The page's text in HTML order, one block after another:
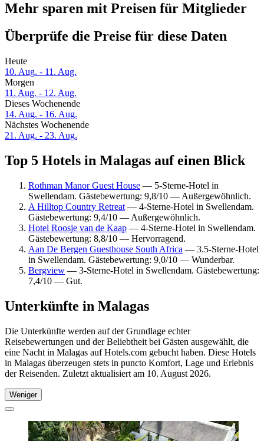
Mehr sparen mit Preisen für Mitglieder
Überprüfe die Preise für diese Daten
Heute
10. Aug. - 11. Aug.
Morgen
11. Aug. - 12. Aug.
Dieses Wochenende
14. Aug. - 16. Aug.
Nächstes Wochenende
21. Aug. - 23. Aug.
Top 5 Hotels in Malagas auf einen Blick
Rothman Manor Guest House — 5-Sterne-Hotel in
Swellendam. Gästebewertung: 9,8/10 — Außergewöhnlich.
A Hilltop Country Retreat — 4-Sterne-Hotel in Swellendam.
Gästebewertung: 9,4/10 — Außergewöhnlich.
Hotel Roosje van de Kaap — 4-Sterne-Hotel in Swellendam.
Gästebewertung: 8,8/10 — Hervorragend.
Aan De Bergen Guesthouse South Africa — 3.5-Sterne-Hotel
in Swellendam. Gästebewertung: 9,0/10 — Wunderbar.
Bergview — 3-Sterne-Hotel in Swellendam. Gästebewertung:
7,4/10 — Gut.
Unterkünfte in Malagas
Die Unterkünfte werden auf der Grundlage echter
Reisebewertungen und der Beliebtheit bei Gästen ausgewählt, die
eine Nacht in Malagas auf Hotels.com gebucht haben. Diese Hotels
in Malagas überzeugen stets in puncto Komfort, Lage und Erlebnis
der Reisenden. Zuletzt aktualisiert am 10. August 2026.
Weniger